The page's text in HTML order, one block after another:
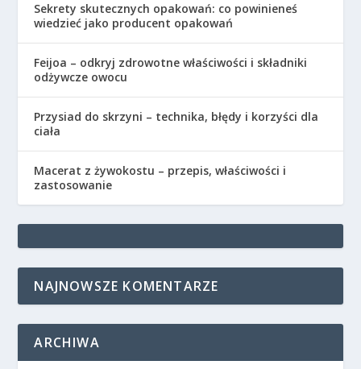
Sekrety skutecznych opakowań: co powinieneś
wiedzieć jako producent opakowań
Feijoa – odkryj zdrowotne właściwości i składniki
odżywcze owocu
Przysiad do skrzyni – technika, błędy i korzyści dla
ciała
Macerat z żywokostu – przepis, właściwości i
zastosowanie
NAJNOWSZE KOMENTARZE
ARCHIWA